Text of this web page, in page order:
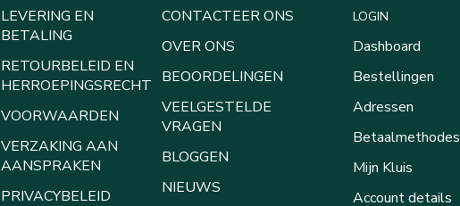
LEVERING EN
BETALING
RETOURBELEID EN
HERROEPINGSRECHT
VOORWAARDEN
VERZAKING AAN
AANSPRAKEN
PRIVACYBELEID
CONTACTEER ONS
OVER ONS
BEOORDELINGEN
VEELGESTELDE
VRAGEN
BLOGGEN
NIEUWS
LOGIN
Dashboard
Bestellingen
Adressen
Betaalmethodes
Mijn Kluis
Account details